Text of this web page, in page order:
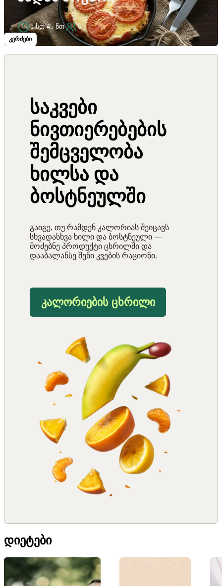
კერძები
1 სთ 45 წთ 6
საკვები
ნივთიერებების
შემცველობა
ხილსა და
ბოსტნეულში
გაიგე, თუ რამდენ კალორიას შეიცავს
სხვადასხვა ხილი და ბოსტნეული —
მოძებნე პროდუქტი ცხრილში და
დააბალანსე შენი კვების რაციონი.
კალორიების ცხრილი
ᲓᲘᲔᲢᲔᲑᲘ